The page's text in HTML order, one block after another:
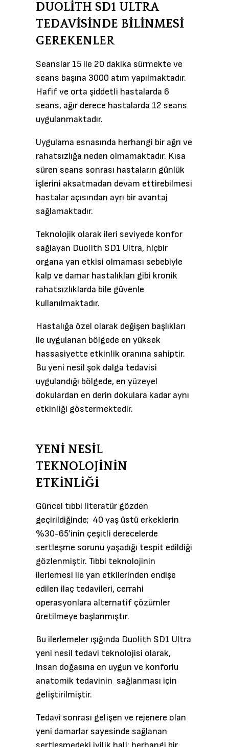
DUOLİTH SD1 ULTRA
TEDAVİSİNDE BİLİNMESİ
GEREKENLER
Seanslar 15 ile 20 dakika sürmekte ve
seans başına 3000 atım yapılmaktadır.
Hafif ve orta şiddetli hastalarda 6
seans, ağır derece hastalarda 12 seans
uygulanmaktadır.
Uygulama esnasında herhangi bir ağrı ve
rahatsızlığa neden olmamaktadır. Kısa
süren seans sonrası hastaların günlük
işlerini aksatmadan devam ettirebilmesi
hastalar açısından ayrı bir avantaj
sağlamaktadır.
Teknolojik olarak ileri seviyede konfor
sağlayan Duolith SD1 Ultra, hiçbir
organa yan etkisi olmaması sebebiyle
kalp ve damar hastalıkları gibi kronik
rahatsızlıklarda bile güvenle
kullanılmaktadır.
Hastalığa özel olarak değişen başlıkları
ile uygulanan bölgede en yüksek
hassasiyette etkinlik oranına sahiptir.
Bu yeni nesil şok dalga tedavisi
uygulandığı bölgede, en yüzeyel
dokulardan en derin dokulara kadar aynı
etkinliği göstermektedir.
YENİ NESİL
TEKNOLOJİNİN
ETKİNLİĞİ
Güncel tıbbi literatür gözden
geçirildiğinde; 40 yaş üstü erkeklerin
%30-65’inin çeşitli derecelerde
sertleşme sorunu yaşadığı tespit edildiği
gözlenmiştir. Tıbbi teknolojinin
ilerlemesi ile yan etkilerinden endişe
edilen ilaç tedavileri, cerrahi
operasyonlara alternatif çözümler
üretilmeye başlanmıştır.
Bu ilerlemeler ışığında Duolith SD1 Ultra
yeni nesil tedavi teknolojisi olarak,
insan doğasına en uygun ve konforlu
anatomik tedavinin sağlanması için
geliştirilmiştir.
Tedavi sonrası gelişen ve rejenere olan
yeni damarlar sayesinde sağlanan